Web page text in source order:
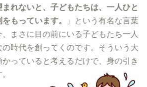
れないと、子どもたちは、一人ひと
もっています。
」という有名な言葉
まさに目の前にいる子どもたち一人
時代を創ってくのです。そういう大
っていると考えるだけで、身の引き